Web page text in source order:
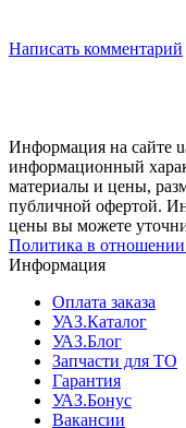
Написать комментарий
Информация на сайте
информационный
материалы и цены,
публичной офертой.
цены вы можете
Политика в
Информация
Оплата заказа
УАЗ.Каталог
УАЗ.Блог
Запчасти для ТО
Гарантия
УАЗ.Бонус
Вакансии